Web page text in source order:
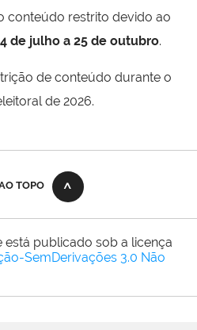
conteúdo restrito devido ao
de julho a 25 de outubro.
de conteúdo durante o
de 2026.
TOPO
publicado sob a licença
SemDerivações 3.0 Não